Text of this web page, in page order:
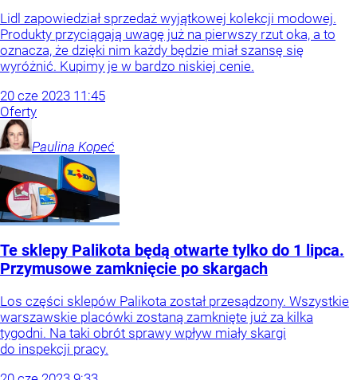
Lidl zapowiedział sprzedaż wyjątkowej kolekcji modowej.
Produkty przyciągają uwagę już na pierwszy rzut oka, a to
oznacza, że dzięki nim każdy będzie miał szansę się
wyróżnić. Kupimy je w bardzo niskiej cenie.
20 cze 2023 11:45
Oferty
Paulina Kopeć
Te sklepy Palikota będą otwarte tylko do 1 lipca.
Przymusowe zamknięcie po skargach
Los części sklepów Palikota został przesądzony. Wszystkie
warszawskie placówki zostaną zamknięte już za kilka
tygodni. Na taki obrót sprawy wpływ miały skargi
do inspekcji pracy.